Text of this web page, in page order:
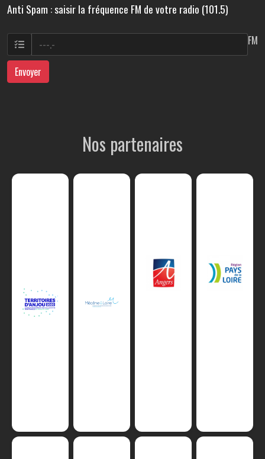
Anti Spam : saisir la fréquence FM de votre radio (101.5)
FM
Envoyer
Nos partenaires